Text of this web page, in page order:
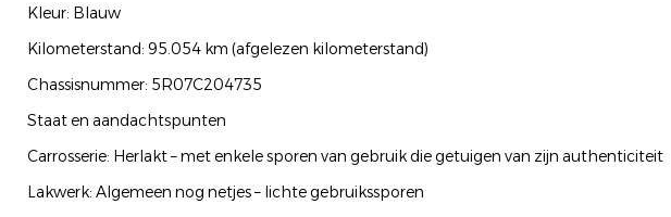
Kleur: Blauw
Kilometerstand: 95.054 km (afgelezen kilometerstand)
Chassisnummer: 5R07C204735
Staat en aandachtspunten
Carrosserie: Herlakt – met enkele sporen van gebruik die getuigen van zijn authenticiteit
Lakwerk: Algemeen nog netjes – lichte gebruikssporen